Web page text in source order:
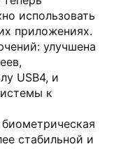
использовать
приложениях.
улучшена
USB4, и
к
стабильной и